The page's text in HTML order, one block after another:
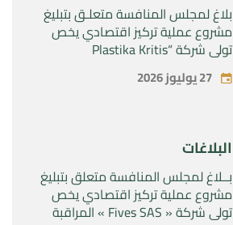
بلاغ لمجلس المنافسة متعلـق بتبليغ
مشروع عملية تركيز اقتصادي يخص
تولي شركة “Plastika Kritis
SA”المراقبة الحصرية لشركة
“Naturplas Industrial SARL” 27 يوليوز 2026
البلاغات
بــلاغ لمجلس المنافسة متعلق بتبليغ
مشروع عملية تركيز اقتصادي يخص
تولي شركة « Fives SAS » المراقبة